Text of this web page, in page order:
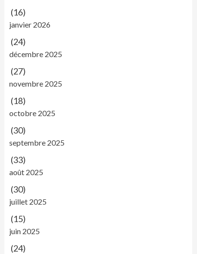
(16)
janvier 2026
(24)
décembre 2025
(27)
novembre 2025
(18)
octobre 2025
(30)
septembre 2025
(33)
août 2025
(30)
juillet 2025
(15)
juin 2025
(24)